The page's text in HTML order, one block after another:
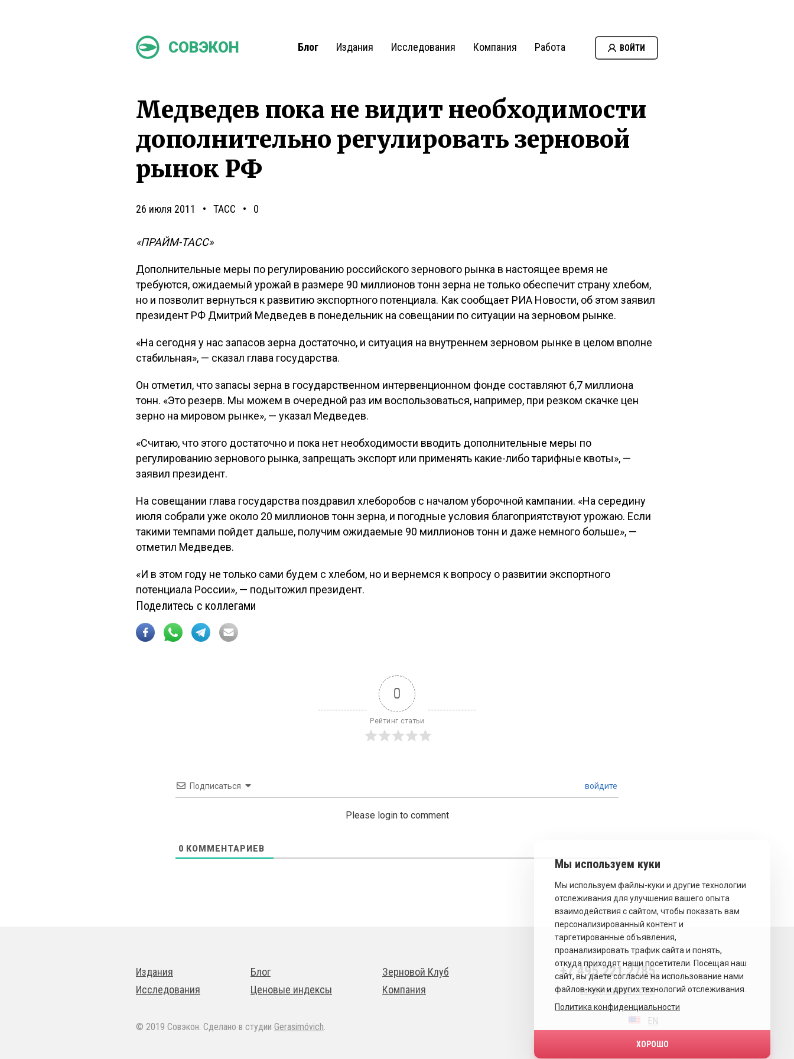
СОВЭКОН Блог Издания Исследования Компания Работа ВОЙТИ
Медведев пока не видит необходимости
дополнительно регулировать зерновой
рынок РФ
26 июля 2011 ТАСС 0
«ПРАЙМ-ТАСС»
Дополнительные меры по регулированию российского зернового рынка в настоящее время не
требуются, ожидаемый урожай в размере 90 миллионов тонн зерна не только обеспечит страну хлебом,
но и позволит вернуться к развитию экспортного потенциала. Как сообщает РИА Новости, об этом заявил
президент РФ Дмитрий Медведев в понедельник на совещании по ситуации на зерновом рынке.
«На сегодня у нас запасов зерна достаточно, и ситуация на внутреннем зерновом рынке в целом вполне
стабильная», — сказал глава государства.
Он отметил, что запасы зерна в государственном интервенционном фонде составляют 6,7 миллиона
тонн. «Это резерв. Мы можем в очередной раз им воспользоваться, например, при резком скачке цен
зерно на мировом рынке», — указал Медведев.
«Считаю, что этого достаточно и пока нет необходимости вводить дополнительные меры по
регулированию зернового рынка, запрещать экспорт или применять какие-либо тарифные квоты», —
заявил президент.
На совещании глава государства поздравил хлеборобов с началом уборочной кампании. «На середину
июля собрали уже около 20 миллионов тонн зерна, и погодные условия благоприятствуют урожаю. Если
такими темпами пойдет дальше, получим ожидаемые 90 миллионов тонн и даже немного больше», —
отметил Медведев.
«И в этом году не только сами будем с хлебом, но и вернемся к вопросу о развитии экспортного
потенциала России», — подытожил президент.
Поделитесь с коллегами
0
Рейтинг статьи
Подписаться войдите
Please login to comment
0 КОММЕНТАРИЕВ
Издания
Исследования
Блог
Ценовые индексы
Зерновой Клуб
Компания
+7 495 221 2785
sales@sovecon.com
EN
© 2019 Совэкон. Сделано в студии Gerasimóvich.
Политика конфиденциальности